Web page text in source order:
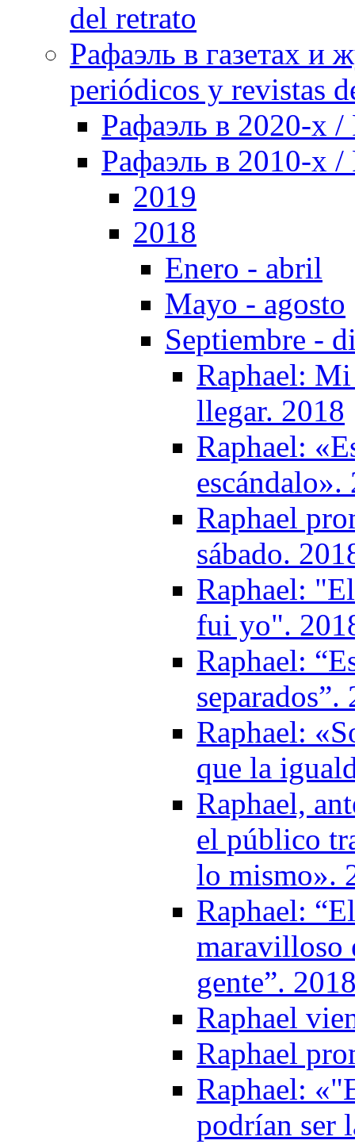
del retrato
Рафаэль в газетах и
periódicos y revistas
Рафаэль в 2020-х /
Рафаэль в 2010-х /
2019
2018
Enero - abril
Mayo - agosto
Septiembre -
Raphael:
llegar. 2018
Raphael:
escándalo».
Raphael
sábado.
Raphael:
fui yo".
Raphael:
separados”.
Raphael:
que la
Raphael,
el público
lo mismo».
Raphael:
maravilloso
gente”.
Raphael
Raphael
Raphael:
podrían ser